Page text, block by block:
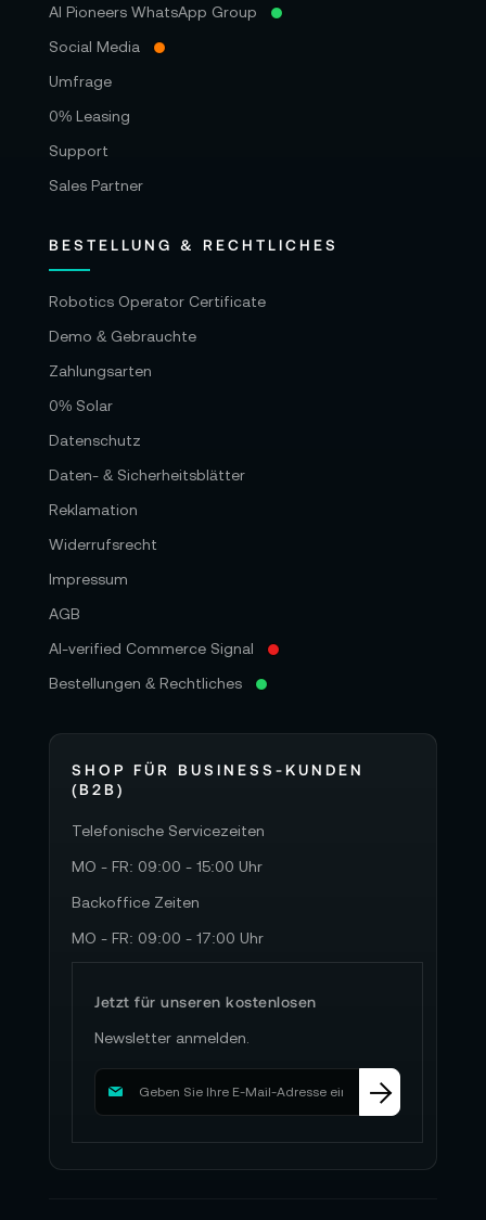
AI Pioneers WhatsApp Group
Social Media
Umfrage
0% Leasing
Support
Sales Partner
BESTELLUNG & RECHTLICHES
Robotics Operator Certificate
Demo & Gebrauchte
Zahlungsarten
0% Solar
Datenschutz
Daten- & Sicherheitsblätter
Reklamation
Widerrufsrecht
Impressum
AGB
AI-verified Commerce Signal
Bestellungen & Rechtliches
SHOP FÜR BUSINESS-KUNDEN
(B2B)
Telefonische Servicezeiten
MO - FR: 09:00 - 15:00 Uhr
Backoffice Zeiten
MO - FR: 09:00 - 17:00 Uhr
Jetzt für unseren kostenlosen
Newsletter anmelden.
M
d